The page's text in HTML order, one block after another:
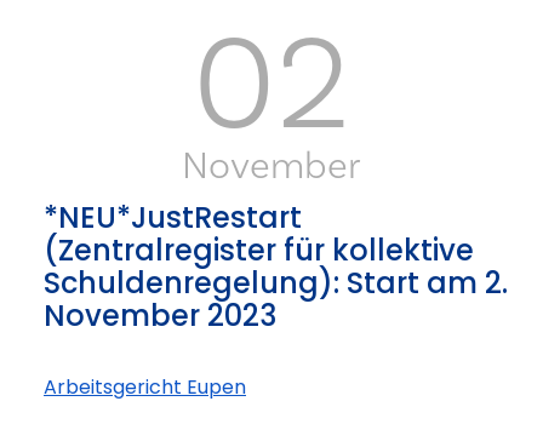
02
November
*NEU*JustRestart
(Zentralregister für kollektive
Schuldenregelung): Start am 2.
November 2023
Arbeitsgericht Eupen